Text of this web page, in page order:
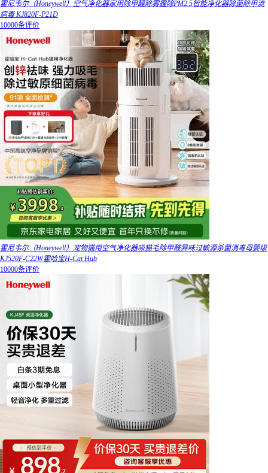
霍尼韦尔（Honeywell）空气净化器家用除甲醛除雾霾除PM2.5智能净化器除菌除甲流
病毒 KJ820F-P21D
10000条评价
霍尼韦尔（Honeywell）宠物猫用空气净化器吸猫毛除甲醛异味过敏源杀菌消毒母婴级
KJ520F-C22W霍哈宝H-Cat Hub
10000条评价